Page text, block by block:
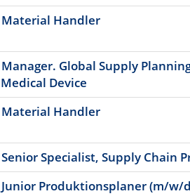
Material Handler
Manager. Global Supply
Medical Device
Material Handler
Senior Specialist, Supply Chain
Junior Produktionsplaner (m/w/